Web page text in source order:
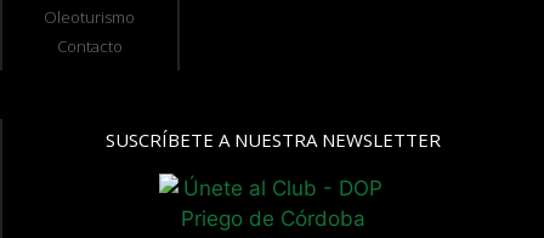
Oleoturismo
Contacto
SUSCRÍBETE A NUESTRA NEWSLETTER